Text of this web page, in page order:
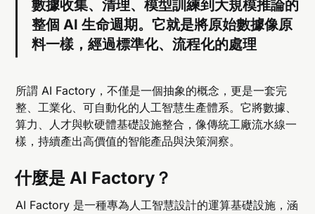
數據收集、清理、模型訓練到大規模推論的
整個 AI 生命週期。它就是將原始數據像原
料一樣，經過標準化、流程化的處理
所謂 AI Factory，不僅是一個抽象的概念，更是一套完
整、工業化、可自動化的人工智慧生產體系。它將數據、
算力、人才與軟硬體基礎設施整合，像傳統工廠流水線一
樣，持續產出高價值的智能產品與決策洞察。
什麼是 AI Factory？
AI Factory 是一種專為人工智慧設計的運算基礎設施，涵